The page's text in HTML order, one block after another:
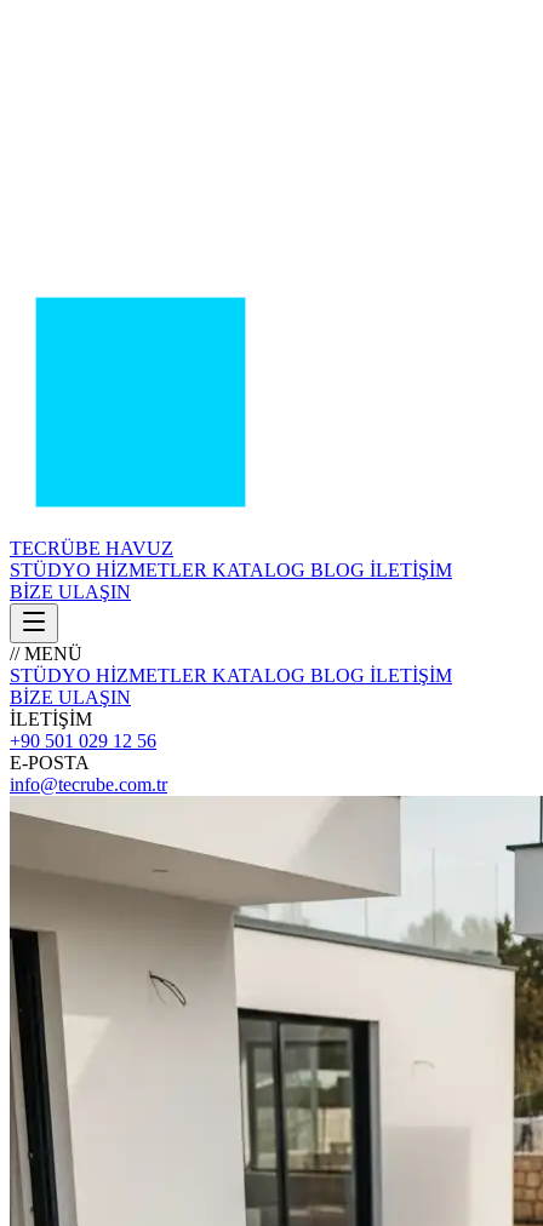
TECRÜBE HAVUZ
STÜDYO HİZMETLER KATALOG BLOG İLETİŞİM
BİZE ULAŞIN
// MENÜ
STÜDYO HİZMETLER KATALOG BLOG İLETİŞİM
BİZE ULAŞIN
İLETİŞİM
+90 501 029 12 56
E-POSTA
info@tecrube.com.tr